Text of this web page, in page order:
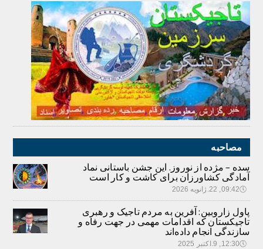
مصاحبه
سده – مژده از نوروز. این جشن باستانی نماد
آمادگی کشاورزان برای کاشت و کار است
🕔09:42, 22.ژانویه 2026
پاول زاروبین: آفرین به مردم تاجیک و رهبری
تاجیکستان که اقدامات مهمی در جهت رفاه و
سازندگی انجام داده‌اند
🕔12:30, 9.اکتبر 2025